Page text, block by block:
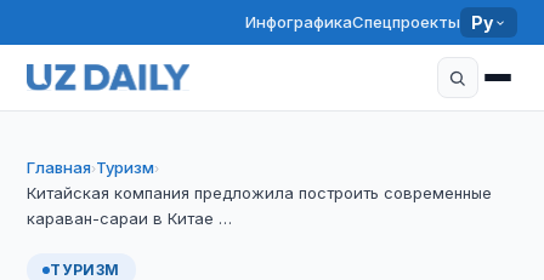
ИнфографикаСпецпроекты Ру
Главная›Туризм›
Китайская компания предложила построить современные
караван-сараи в Китае …
ТУРИЗМ